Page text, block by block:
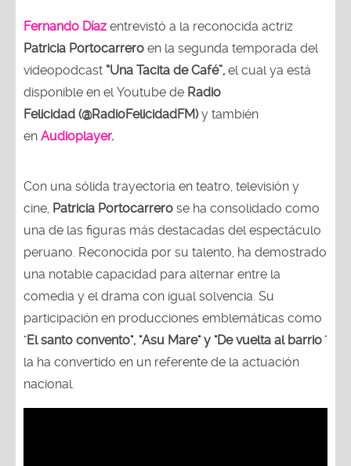
Fernando Díaz entrevistó a la reconocida actriz
Patricia Portocarrero en la segunda temporada del
videopodcast “Una Tacita de Café”, el cual ya está
disponible en el Youtube de Radio
Felicidad (@RadioFelicidadFM)y también
en Audioplayer.
Con una sólida trayectoria en teatro, televisión y
cine, Patricia Portocarrero se ha consolidado como
una de las figuras más destacadas del espectáculo
peruano. Reconocida por su talento, ha demostrado
una notable capacidad para alternar entre la
comedia y el drama con igual solvencia. Su
participación en producciones emblemáticas como
"El santo convento", "Asu Mare" y "De vuelta al barrio"
la ha convertido en un referente de la actuación
nacional.